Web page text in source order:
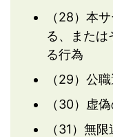
（28）本
る、または
る行為
（29）公
（30）虚
（31）無